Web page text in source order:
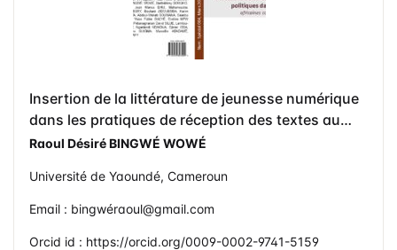
Insertion de la littérature de jeunesse numérique
dans les pratiques de réception des textes au
sous-cycle d’observation des collèges du
Raoul Désiré BINGWÉ WOWÉ
Université de Yaoundé, Cameroun
Email : bingwéraoul@gmail.com
Orcid id : https://orcid.org/0009-0002-9741-5159